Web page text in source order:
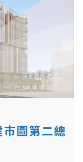
圖第二總